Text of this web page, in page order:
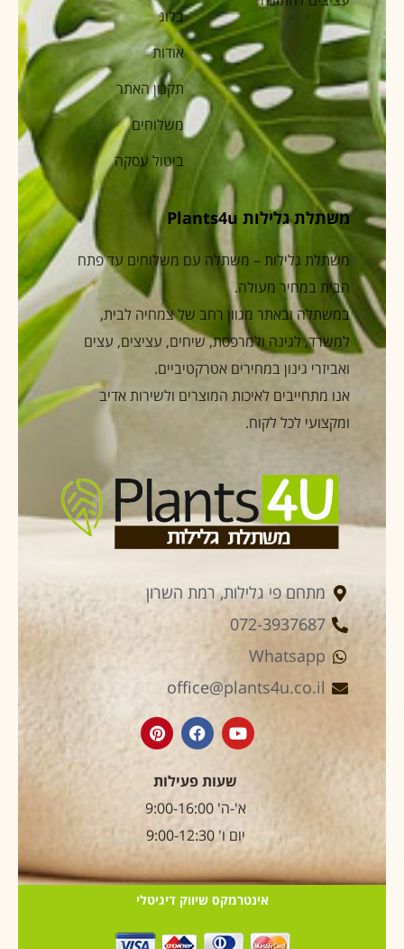
בלוג
אודות
תקנון האתר
משלוחים
ביטול עסקה
משתלת גלילות Plants4u
משתלת גלילות – משתלה עם משלוחים עד פתח
הבית במחיר מעולה.
במשתלה ובאתר מגוון רחב של צמחיה לבית,
למשרד, לגינה ולמרפסת, שיחים, עציצים, עצים
ואביזרי גינון במחירים אטרקטיביים.
אנו מתחייבים לאיכות המוצרים ולשירות אדיב
ומקצועי לכל לקוח.
מתחם פי גלילות, רמת השרון
072-3937687
Whatsapp
office@plants4u.co.il
שעות פעילות
א'-ה' 9:00-16:00
יום ו' 9:00-12:30
אינטרמקס שיווק דיגיטלי